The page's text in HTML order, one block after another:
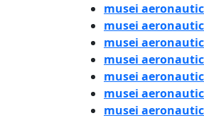
musei
musei
musei
musei
musei
musei
musei